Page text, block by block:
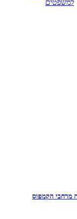
מרחבי הקמפוס